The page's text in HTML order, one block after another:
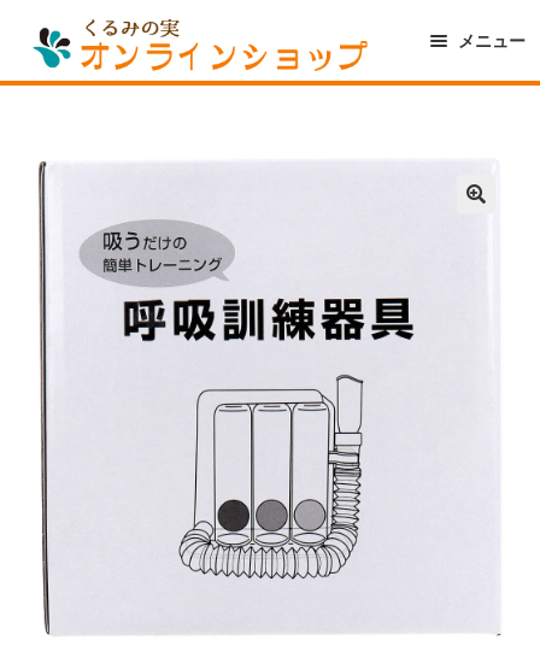
ナ
ビ
ゲ
ョ
ン
へ
ス
キ
ッ
プ
コ
ン
テ
へ
ス
キ
ッ
プ
メニュー
美骨整復シリーズ
磁気治療器
サポーター・コルセット
その他健康グッズ
お知らせ
ブログ
くるみの実